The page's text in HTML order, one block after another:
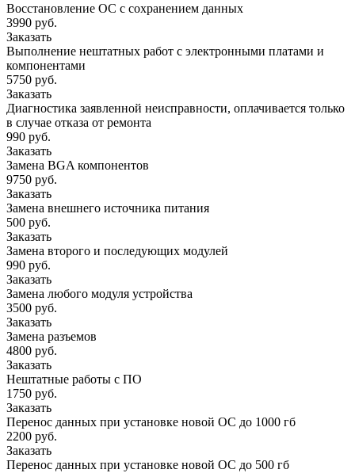
Восстановление ОС с сохранением данных
3990 руб.
Заказать
Выполнение нештатных работ с электронными платами и
компонентами
5750 руб.
Заказать
Диагностика заявленной неисправности, оплачивается только
в случае отказа от ремонта
990 руб.
Заказать
Замена BGA компонентов
9750 руб.
Заказать
Замена внешнего источника питания
500 руб.
Заказать
Замена второго и последующих модулей
990 руб.
Заказать
Замена любого модуля устройства
3500 руб.
Заказать
Замена разъемов
4800 руб.
Заказать
Нештатные работы с ПО
1750 руб.
Заказать
Перенос данных при установке новой ОС до 1000 гб
2200 руб.
Заказать
Перенос данных при установке новой ОС до 500 гб